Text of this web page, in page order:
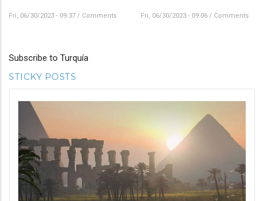
Fri, 06/30/2023 - 09:37 / Comments Fri, 06/30/2023 - 09:06 / Comments
Subscribe to Turquía
STICKY POSTS